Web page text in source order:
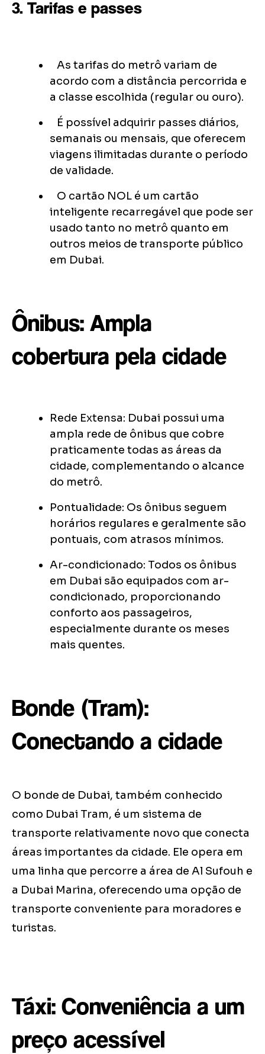
3. Tarifas e passes
As tarifas do metrô variam de
acordo com a distância percorrida e
a classe escolhida (regular ou ouro).
É possível adquirir passes diários,
semanais ou mensais, que oferecem
viagens ilimitadas durante o período
de validade.
O cartão NOL é um cartão
inteligente recarregável que pode ser
usado tanto no metrô quanto em
outros meios de transporte público
em Dubai.
Ônibus: Ampla
cobertura pela cidade
Rede Extensa: Dubai possui uma
ampla rede de ônibus que cobre
praticamente todas as áreas da
cidade, complementando o alcance
do metrô.
Pontualidade: Os ônibus seguem
horários regulares e geralmente são
pontuais, com atrasos mínimos.
Ar-condicionado: Todos os ônibus
em Dubai são equipados com ar-
condicionado, proporcionando
conforto aos passageiros,
especialmente durante os meses
mais quentes.
Bonde (Tram):
Conectando a cidade
O bonde de Dubai, também conhecido
como Dubai Tram, é um sistema de
transporte relativamente novo que conecta
áreas importantes da cidade. Ele opera em
uma linha que percorre a área de Al Sufouh e
a Dubai Marina, oferecendo uma opção de
transporte conveniente para moradores e
turistas.
Táxi: Conveniência a um
preço acessível